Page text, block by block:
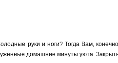
руки и ноги? Тогда Вам,
домашние минуты уюта.